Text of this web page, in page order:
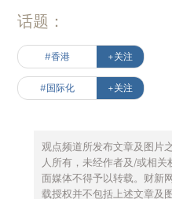
话题：
#香港 +关注
#国际化 +关注
观点频道所发布文章及图片
人所有，未经作者及/或相
面媒体不得予以转载。财新
载授权并不包括上述文章及